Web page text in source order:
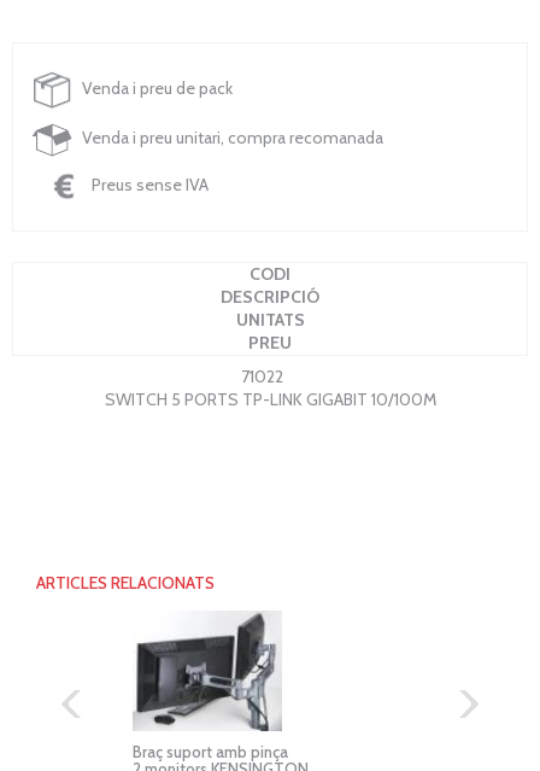
Venda i preu de pack
Venda i preu unitari, compra recomanada
Preus sense IVA
CODI
DESCRIPCIÓ
UNITATS
PREU
71022
SWITCH 5 PORTS TP-LINK GIGABIT 10/100M
ARTICLES RELACIONATS
Braç suport amb pinça